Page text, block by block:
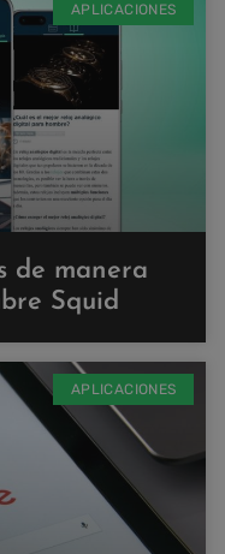
APLICACIONES
de manera
Squid
APLICACIONES